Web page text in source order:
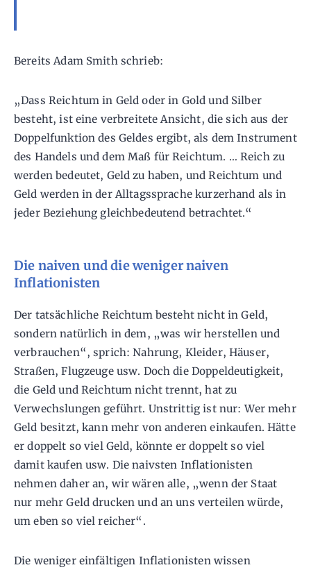
Bereits Adam Smith schrieb:
„Dass Reichtum in Geld oder in Gold und Silber
besteht, ist eine verbreitete Ansicht, die sich aus der
Doppelfunktion des Geldes ergibt, als dem Instrument
des Handels und dem Maß für Reichtum. … Reich zu
werden bedeutet, Geld zu haben, und Reichtum und
Geld werden in der Alltagssprache kurzerhand als in
jeder Beziehung gleichbedeutend betrachtet.“
Die naiven und die weniger naiven
Inflationisten
Der tatsächliche Reichtum besteht nicht in Geld,
sondern natürlich in dem, „was wir herstellen und
verbrauchen“, sprich: Nahrung, Kleider, Häuser,
Straßen, Flugzeuge usw. Doch die Doppeldeutigkeit,
die Geld und Reichtum nicht trennt, hat zu
Verwechslungen geführt. Unstrittig ist nur: Wer mehr
Geld besitzt, kann mehr von anderen einkaufen. Hätte
er doppelt so viel Geld, könnte er doppelt so viel
damit kaufen usw. Die naivsten Inflationisten
nehmen daher an, wir wären alle, „wenn der Staat
nur mehr Geld drucken und an uns verteilen würde,
um eben so viel reicher“.
Die weniger einfältigen Inflationisten wissen